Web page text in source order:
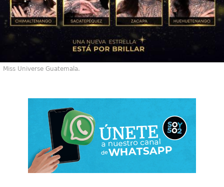
Miss Universe Guatemala.